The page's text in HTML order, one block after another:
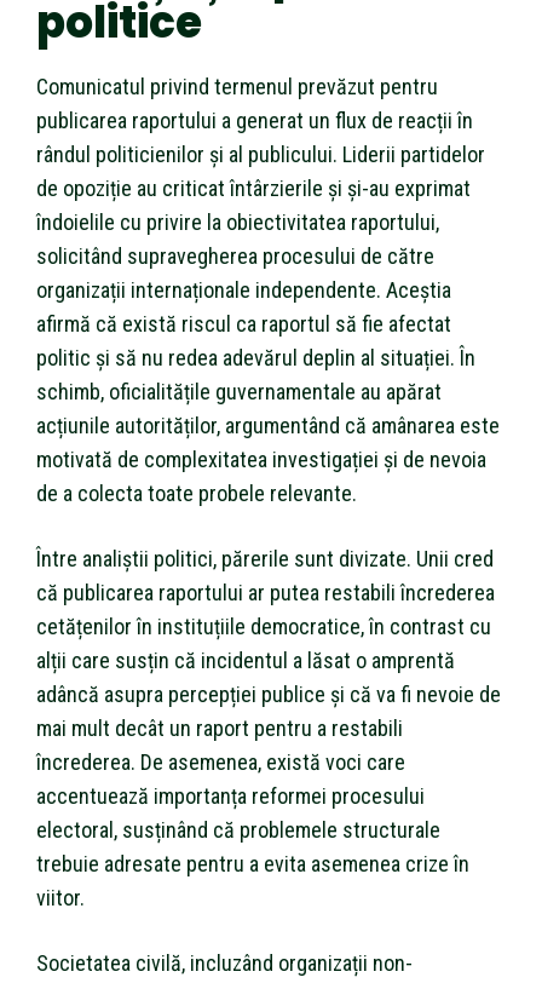
politice
Comunicatul privind termenul prevăzut pentru
publicarea raportului a generat un flux de reacții în
rândul politicienilor și al publicului. Liderii partidelor
de opoziție au criticat întârzierile și și-au exprimat
îndoielile cu privire la obiectivitatea raportului,
solicitând supravegherea procesului de către
organizații internaționale independente. Aceștia
afirmă că există riscul ca raportul să fie afectat
politic și să nu redea adevărul deplin al situației. În
schimb, oficialitățile guvernamentale au apărat
acțiunile autorităților, argumentând că amânarea este
motivată de complexitatea investigației și de nevoia
de a colecta toate probele relevante.
Între analiștii politici, părerile sunt divizate. Unii cred
că publicarea raportului ar putea restabili încrederea
cetățenilor în instituțiile democratice, în contrast cu
alții care susțin că incidentul a lăsat o amprentă
adâncă asupra percepției publice și că va fi nevoie de
mai mult decât un raport pentru a restabili
încrederea. De asemenea, există voci care
accentuează importanța reformei procesului
electoral, susținând că problemele structurale
trebuie adresate pentru a evita asemenea crize în
viitor.
Societatea civilă, incluzând organizații non-